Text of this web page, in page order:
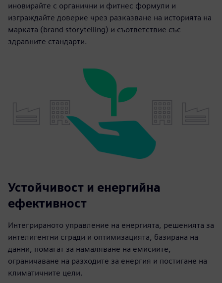
иновирайте с органични и фитнес формули и
изграждайте доверие чрез разказване на историята на
марката (brand storytelling) и съответствие със
здравните стандарти.
Устойчивост и енергийна
ефективност
Интегрираното управление на енергията, решенията за
интелигентни сгради и оптимизацията, базирана на
данни, помагат за намаляване на емисиите,
ограничаване на разходите за енергия и постигане на
климатичните цели.